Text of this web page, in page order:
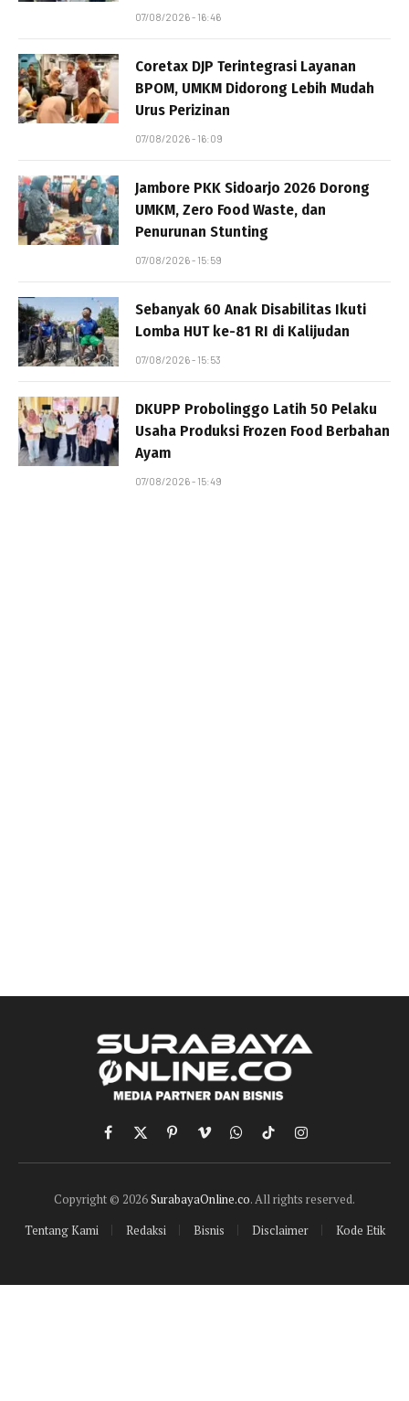
07/08/2026 - 16:46
Coretax DJP Terintegrasi Layanan
BPOM, UMKM Didorong Lebih Mudah
Urus Perizinan
07/08/2026 - 16:09
Jambore PKK Sidoarjo 2026 Dorong
UMKM, Zero Food Waste, dan
Penurunan Stunting
07/08/2026 - 15:59
Sebanyak 60 Anak Disabilitas Ikuti
Lomba HUT ke-81 RI di Kalijudan
07/08/2026 - 15:53
DKUPP Probolinggo Latih 50 Pelaku
Usaha Produksi Frozen Food Berbahan
Ayam
07/08/2026 - 15:49
Facebook
X
(Twitter)
PinterestVimeoWhatsApp
TikTokInstagram
Copyright © 2026SurabayaOnline.co. All rights reserved.
Tentang Kami
Redaksi Bisnis Disclaimer Kode Etik